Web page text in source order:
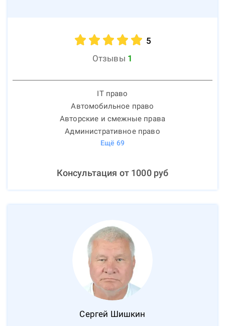
5
Отзывы 1
IT право
Автомобильное право
Авторские и смежные права
Административное право
Ещё 69
Консультация от 1000руб
Сергей Шишкин